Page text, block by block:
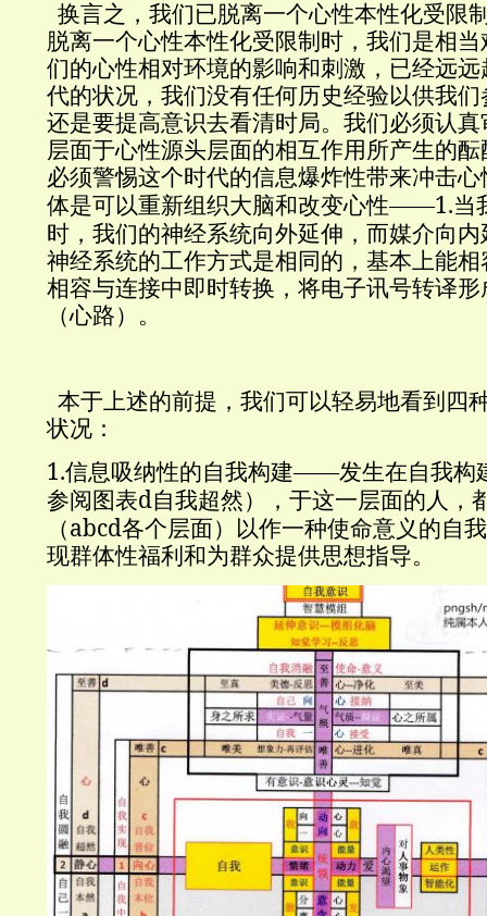
换言之，我们已脱离一个心性本性化受限
脱离一个心性本性化受限制时，我们是相
们的心性相对环境的影响和刺激，已经远
代的状况，我们没有任何历史经验以供我
还是要提高意识去看清时局。 我们必须认
层面于心性源头层面的相互作用所产生的
必须警惕这个时代的信息爆炸性带来冲击
体是可以重新组织大脑和改变心性——1.当
时，我们的神经系统向外延伸，而媒介向内
神经系统的工作方式是相同的，基本上能
相容与连接中即时转换，将电子讯号转译
（心路）。
本于上述的前提，我们可以轻易地看到四
状况：
1.信息吸纳性的自我构建——发生在自我构
参阅图表d自我超然），于这一层面的人，
（abcd各个层面）以作一种使命意义的自
现群体性福利和为群众提供思想指导。